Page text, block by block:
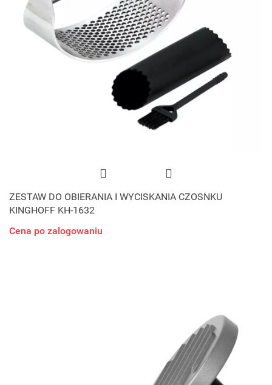
ZESTAW DO OBIERANIA I WYCISKANIA CZOSNKU
KINGHOFF KH-1632
Cena po zalogowaniu